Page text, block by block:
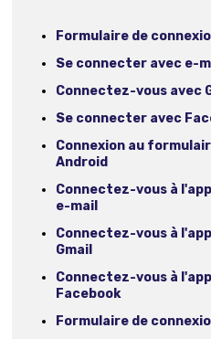
Formulaire de
Se connecter avec e-
Connectez-vous avec
Se connecter avec
Connexion au
Android
Connectez-vous à
e-mail
Connectez-vous à
Gmail
Connectez-vous à
Facebook
Formulaire de